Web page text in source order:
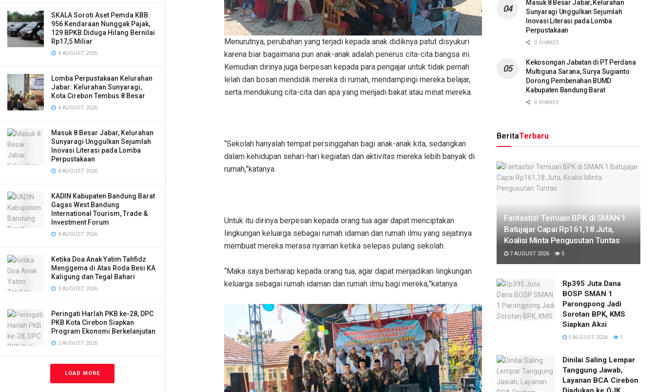
SKALA Soroti Aset Pemda KBB:
956 Kendaraan Nunggak Pajak,
129 BPKB Diduga Hilang Bernilai
Rp17,5 Miliar
4 AUGUST 2026
Lomba Perpustakaan Kelurahan
Jabar: Kelurahan Sunyaragi,
Kota Cirebon Tembus 8 Besar
4 AUGUST 2026
Masuk 8 Besar Jabar, Kelurahan
Sunyaragi Unggulkan Sejumlah
Inovasi Literasi pada Lomba
Perpustakaan
4 AUGUST 2026
KADIN Kabupaten Bandung Barat
Gagas West Bandung
International Tourism, Trade &
Investment Forum
4 AUGUST 2026
Ketika Doa Anak Yatim Tahfidz
Menggema di Atas Roda Besi KA
Kaligung dan Tegal Bahari
3 AUGUST 2026
Peringati Harlah PKB ke-28, DPC
PKB Kota Cirebon Siapkan
Program Ekonomi Berkelanjutan
2 AUGUST 2026
LOAD MORE
Menurutnya, perubahan yang terjadi kepada anak didiknya patut disyukuri
karena biar bagaimana pun anak-anak adalah penerus cita-cita bangsa ini.
Kemudian dirinya juga berpesan kepada para pengajar untuk tidak pernah
lelah dan bosan mendidik mereka di rumah, mendampingi mereka belajar,
serta mendukung cita-cita dan apa yang menjadi bakat atau minat mereka.
“Sekolah hanyalah tempat persinggahan bagi anak-anak kita, sedangkan
dalam kehidupan sehari-hari kegiatan dan aktivitas mereka lebih banyak di
rumah,”katanya.
Untuk itu dirinya berpesan kepada orang tua agar dapat menciptakan
lingkungan keluarga sebagai rumah idaman dan rumah ilmu yang sejatinya
membuat mereka merasa nyaman ketika selepas pulang sekolah.
“Maka saya berharap kepada orang tua, agar dapat menjadikan lingkungan
keluarga sebagai rumah idaman dan rumah ilmu bagi mereka,”katanya.
Masuk 8 Besar Jabar, Kelurahan
Sunyaragi Unggulkan Sejumlah
Inovasi Literasi pada Lomba
Perpustakaan
0 SHARES
Kekosongan Jabatan di PT Perdana
Multiguna Sarana, Surya Sugianto
Dorong Pembenahan BUMD
Kabupaten Bandung Barat
0 SHARES
BeritaTerbaru
Fantastis! Temuan BPK di SMAN 1
Batujajar Capai Rp161,18 Juta,
Koalisi Minta Pengusutan Tuntas
7 AUGUST 2026 5
Rp395 Juta Dana
BOSP SMAN 1
Parongpong Jadi
Sorotan BPK, KMS
Siapkan Aksi
5 AUGUST 2026 1
Dinilai Saling Lempar
Tanggung Jawab,
Layanan BCA Cirebon